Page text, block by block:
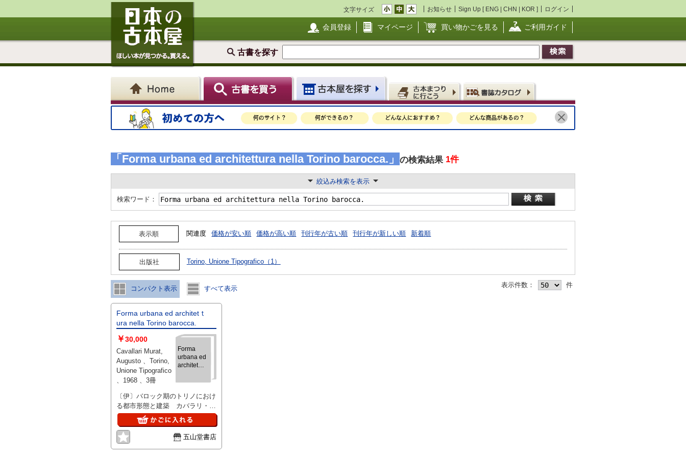
文字サイズ お知らせ Sign Up [ ENG | CHN | KOR ] ログイン
会員登録 マイページ 買い物かごを見る ご利用ガイド
古書を探す
「Forma urbana ed architettura nella Torino barocca.」 の検索結果 1件
絞込み検索を表示
検索ワード：
表示順 関連度 価格が安い順 価格が高い順 刊行年が古い順 刊行年が新しい順 新着順
出版社 Torino, Unione Tipografico（1）
コンパクト表示 すべて表示 表示件数： 件
Forma urbana ed architetｔ
ura nella Torino barocca.
Forma
urbana ed
architetｔ
Torino
￥30,000
Cavallari Murat,
Augusto 、Torino,
Unione Tipografico
、1968 、3冊
〔伊〕バロック期のトリノにおけ
る都市形態と建築 カバラリ・ム
ラ, アウグスト Vols. 1-2 in 3
vols. in Box (xvi, xi, 1498/xi,
512p.) 30cm 函傷五山堂書店